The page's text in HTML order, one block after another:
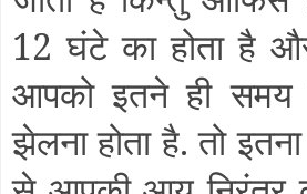
12 घंटे का होता है
आपको इतने ही समय
झेलना होता है. तो